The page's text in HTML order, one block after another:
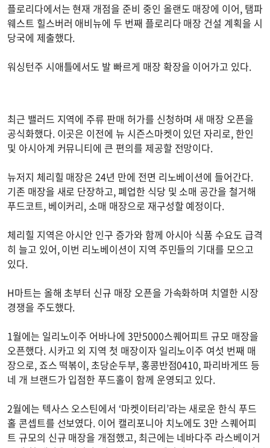
플로리다에서는 현재 개점을 준비 중인 올랜도 매장에 이어, 탬파
웨스트 힐스버러 애비뉴에 두 번째 플로리다 매장 건설 계획을 시
당국에 제출했다.
워싱턴주 시애틀에서도 발 빠르게 매장 확장을 이어가고 있다.
최근 밸러드 지역에 주류 판매 허가를 신청하며 새 매장 오픈을
공식화했다. 이곳은 이전에 뉴 시즌스마켓이 있던 자리로, 한인
및 아시아계 커뮤니티에 큰 편의를 제공할 전망이다.
뉴저지 체리힐 매장은 24년 만에 전면 리노베이션에 들어간다.
기존 매장을 새로 단장하고, 폐업한 식당 및 소매 공간을 철거해
푸드코트, 베이커리, 소매 매장으로 재구성할 예정이다.
체리힐 지역은 아시안 인구 증가와 함께 아시아 식품 수요도 급격
히 늘고 있어, 이번 리노베이션이 지역 주민들의 기대를 모으고
있다.
H마트는 올해 초부터 신규 매장 오픈을 가속화하며 치열한 시장
경쟁을 주도했다.
1월에는 일리노이주 어바나에 3만5000스퀘어피트 규모 매장을
오픈했다. 시카고 외 지역 첫 매장이자 일리노이주 여섯 번째 매
장으로, 죠스 떡볶이, 초당순두부, 홍콩반점0410, 파리바게뜨 등
네 개 브랜드가 입점한 푸드홀이 함께 운영되고 있다.
2월에는 텍사스 오스틴에서 ‘마켓이터리’라는 새로운 한식 푸드
홀 콘셉트를 선보였다. 이어 캘리포니아 치노에도 3만 스퀘어피
트 규모의 신규 매장을 개점했고, 최근에는 네바다주 라스베이거